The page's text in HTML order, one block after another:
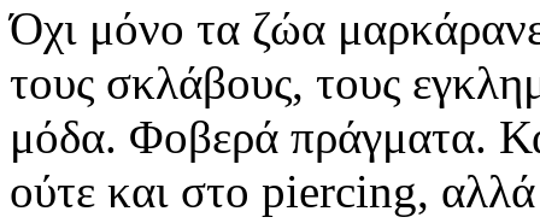
Όχι μόνο τα ζώα
τους σκλάβους, τους
μόδα. Φοβερά πράγματα.
ούτε και στο piercing,